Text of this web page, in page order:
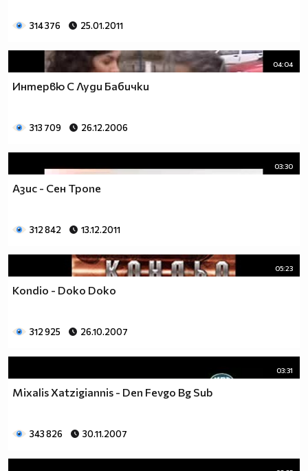
314 376 25.01.2011
04:04
Интервю С Луди Бабички
313 709 26.12.2006
03:30
Азис - Сен Тропе
312 842 13.12.2011
05:23
Kondio - Doko Doko
312 925 26.10.2007
03:31
Mixalis Xatzigiannis - Den Fevgo Bg Sub
343 826 30.11.2007